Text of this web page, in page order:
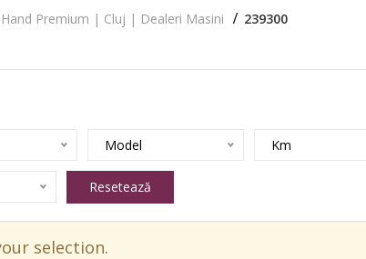
Premium | Cluj | Dealeri Masini 239300
Model Km
Resetează
selection.